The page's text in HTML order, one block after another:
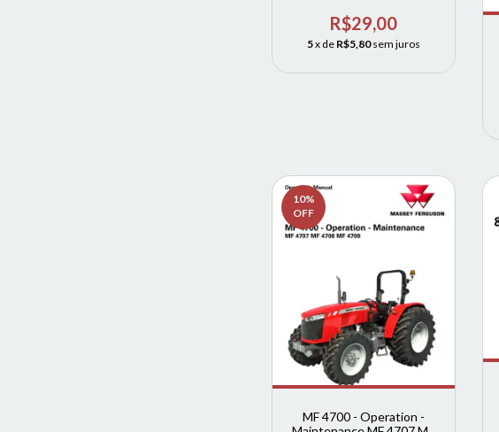
R$29,00
5x de R$5,80 sem juros
10%
OFF
MF 4700 - Operation -